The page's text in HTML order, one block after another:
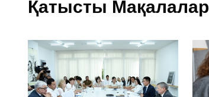
Қатысты Мақалалар